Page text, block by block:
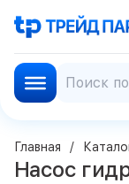
Главная
Насос